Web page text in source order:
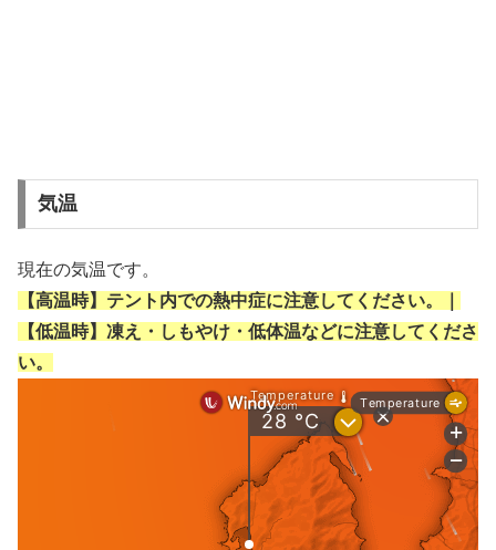
気温
現在の気温です。
【高温時】テント内での熱中症に注意してください。｜
【低温時】凍え・しもやけ・低体温などに注意してくださ
い。